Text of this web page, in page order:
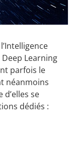
Learning
parfois le
néanmoins
se
dédiés :